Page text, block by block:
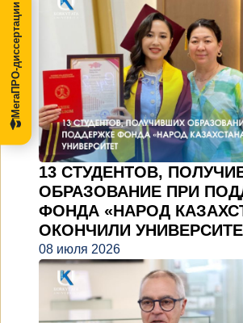
13 СТУДЕНТОВ,
ОБРАЗОВАНИЕ ПРИ
ФОНДА «НАРОД
ОКОНЧИЛИ
08 июля 2026
МегаПРО-диссертации